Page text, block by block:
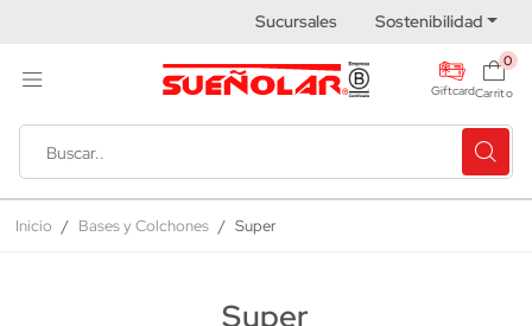
Sucursales Sostenibilidad
Giftcard
0
Carrito
Inicio Bases y Colchones Super
Super